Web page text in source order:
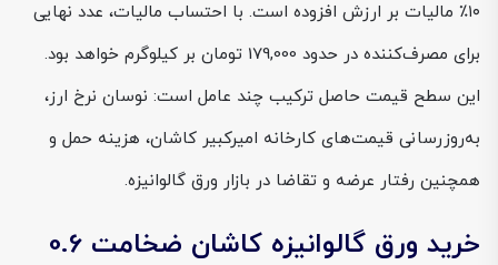
۱۰٪ مالیات بر ارزش افزوده است. با احتساب مالیات، عدد نهایی
برای مصرف‌کننده در حدود 179,000 تومان بر کیلوگرم خواهد بود.
این سطح قیمت حاصل ترکیب چند عامل است: نوسان نرخ ارز،
به‌روزرسانی قیمت‌های کارخانه امیرکبیر کاشان، هزینه حمل و
همچنین رفتار عرضه و تقاضا در بازار ورق گالوانیزه.
خرید ورق گالوانیزه کاشان ضخامت 0.6